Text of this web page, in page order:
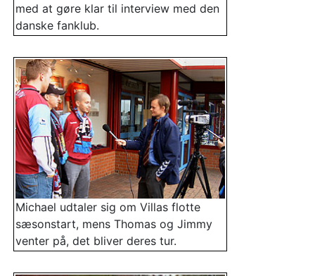
med at gøre klar til interview med den
danske fanklub.
Michael udtaler sig om Villas flotte
sæsonstart, mens Thomas og Jimmy
venter på, det bliver deres tur.